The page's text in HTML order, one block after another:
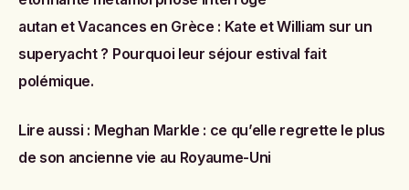
autan etVacances en Grèce : Kate et William sur un
superyacht ? Pourquoi leur séjour estival fait
polémique.
Lire aussi : Meghan Markle : ce qu’elle regrette le plus
de son ancienne vie au Royaume-Uni